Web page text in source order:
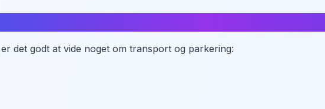
det godt at vide noget om transport og parkering: